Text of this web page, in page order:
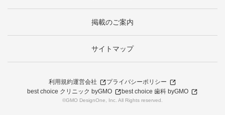
掲載のご案内
サイトマップ
利用規約運営会社
プライバシーポリシー
best choice クリニック byGMO
best choice 歯科 byGMO
©GMO DesignOne, Inc. All Rights reserved.